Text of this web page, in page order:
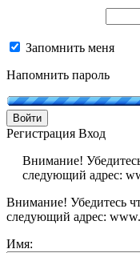
Запомнить меня
Напомнить пароль
Войти
Регистрация Вход
Внимание!
следующий адрес:
Внимание! Убедитесь
следующий адрес:
Имя: